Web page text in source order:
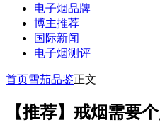
电子烟品牌
博主推荐
国际新闻
电子烟测评
首页雪茄品鉴正文
【推荐】戒烟需要